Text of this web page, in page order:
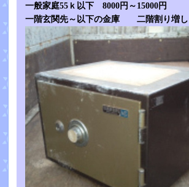
一般家庭55ｋ以下 8000円～15000円
一階玄関先～以下の金庫 二階割り増し